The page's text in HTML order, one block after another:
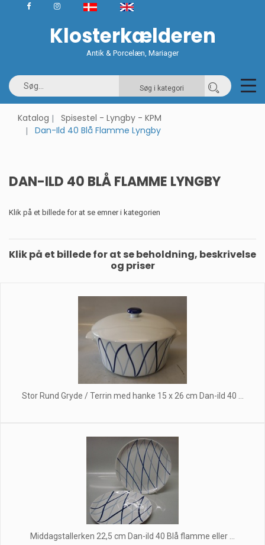
Klosterkælderen
Antik & Porcelæn, Mariager
Søg i kategori
Katalog
Spisestel - Lyngby - KPM
Dan-Ild 40 Blå Flamme Lyngby
DAN-ILD 40 BLÅ FLAMME LYNGBY
Klik på et billede for at se emner i kategorien
Klik på et billede for at se beholdning, beskrivelse
og priser
Stor Rund Gryde / Terrin med hanke 15 x 26 cm Dan-ild 40 ...
Middagstallerken 22,5 cm Dan-ild 40 Blå flamme eller ...